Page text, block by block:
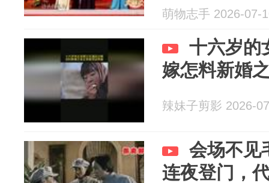
萌物志手 2026-07-
十六岁的
嫁怎料新婚
辣妹子剪影 2026-
会场不见
连夜登门，